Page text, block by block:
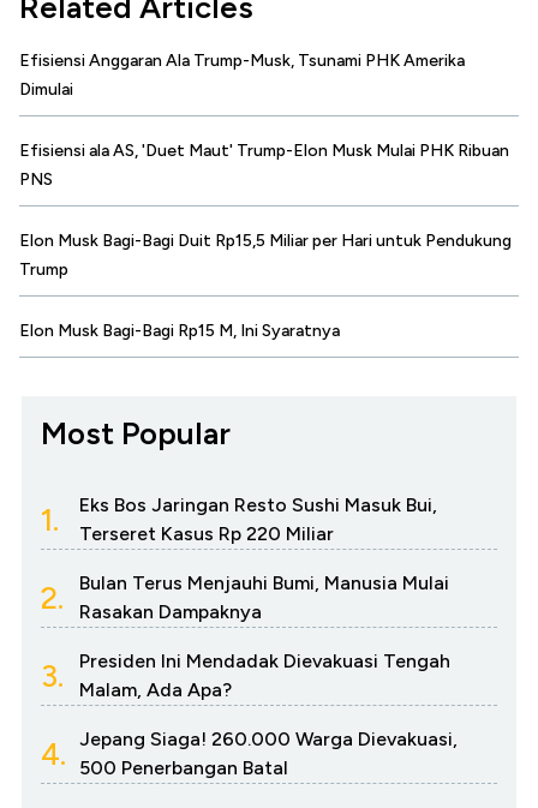
Efisiensi Anggaran Ala Trump-Musk, Tsunami PHK Amerika
Dimulai
Efisiensi ala AS, 'Duet Maut' Trump-Elon Musk Mulai PHK Ribuan
PNS
Elon Musk Bagi-Bagi Duit Rp15,5 Miliar per Hari untuk Pendukung
Trump
Elon Musk Bagi-Bagi Rp15 M, Ini Syaratnya
Most Popular
1.
Eks Bos Jaringan Resto Sushi Masuk Bui,
Terseret Kasus Rp 220 Miliar
2.
Bulan Terus Menjauhi Bumi, Manusia Mulai
Rasakan Dampaknya
3.
Presiden Ini Mendadak Dievakuasi Tengah
Malam, Ada Apa?
4.
Jepang Siaga! 260.000 Warga Dievakuasi,
500 Penerbangan Batal